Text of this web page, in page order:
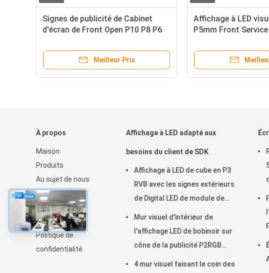
Signes de publicité de Cabinet
d'écran de Front Open P10 P8 P6
Meilleur Prix
Affichage à LED
P5mm Front
À propos
Maison
Produits
Au sujet de nous
Nouvelles
Sitemap
Site mobile
Politique de
confidentialité
Affichage à LED adapté aux
besoins du client de SDK
Affichage à LED de cube en P3
RVB avec les signes extérieurs
de Digital LED de module de
Mur visuel d'intérieur de
l'affichage LED de bobinoir sur
cône de la publicité P2RGB
4 mur visuel faisant le coin des